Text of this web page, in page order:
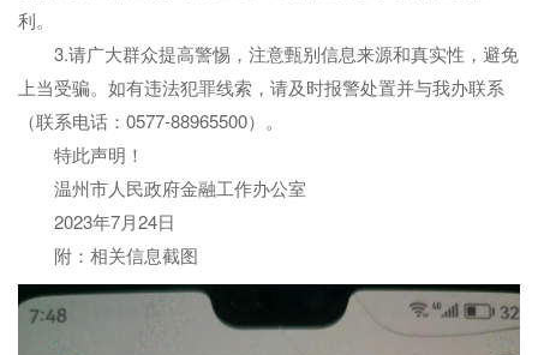
利。
3.请广大群众提高警惕，注意甄别信息来源和真实性，避免
上当受骗。如有违法犯罪线索，请及时报警处置并与我办联系
（联系电话：0577-88965500）。
特此声明！
温州市人民政府金融工作办公室
2023年7月24日
附：相关信息截图